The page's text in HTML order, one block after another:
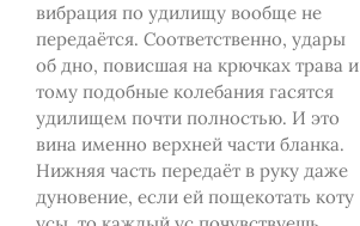
вибрация по удилищу вообще не
передаётся. Соответственно, удары
об дно, повисшая на крючках трава и
тому подобные колебания гасятся
удилищем почти полностью. И это
вина именно верхней части бланка.
Нижняя часть передаёт в руку даже
дуновение, если ей пощекотать коту